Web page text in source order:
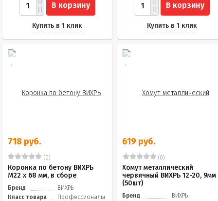
В корзину
Купить в 1 клик
В корзину
Купить в 1 клик
718 руб.
(0)
Коронка по бетону ВИХРЬ
М22 х 68 мм, в сборе
Бренд
ВИХРЬ
Класс товара
Профессиональный
619 руб.
(0)
Хомут металлический
червячный ВИХРЬ 12-20, 9мм
(50шт)
Бренд
ВИХРЬ